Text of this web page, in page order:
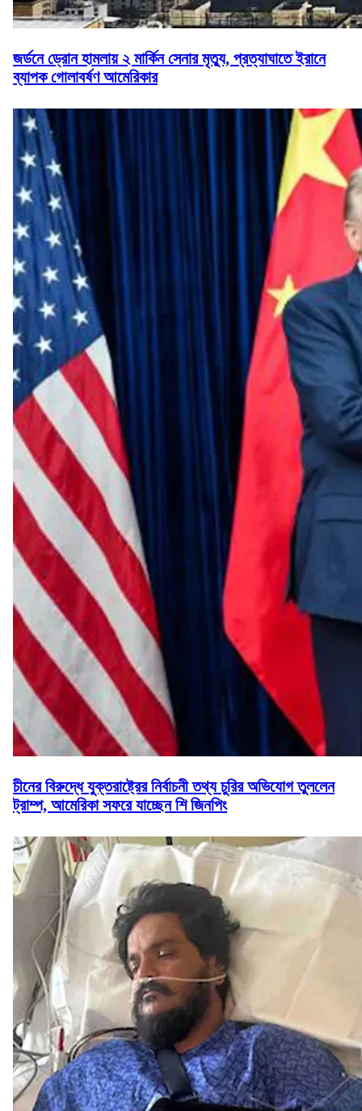
জর্ডনে ড্রোন হামলায় ২ মার্কিন সেনার মৃত্যু, প্রত্যাঘাতে ইরানে
ব্যাপক গোলাবর্ষণ আমেরিকার
চীনের বিরুদ্ধে যুক্তরাষ্ট্রের নির্বাচনী তথ্য চুরির অভিযোগ তুললেন
ট্রাম্প, আমেরিকা সফরে যাচ্ছেন শি জিনপিং